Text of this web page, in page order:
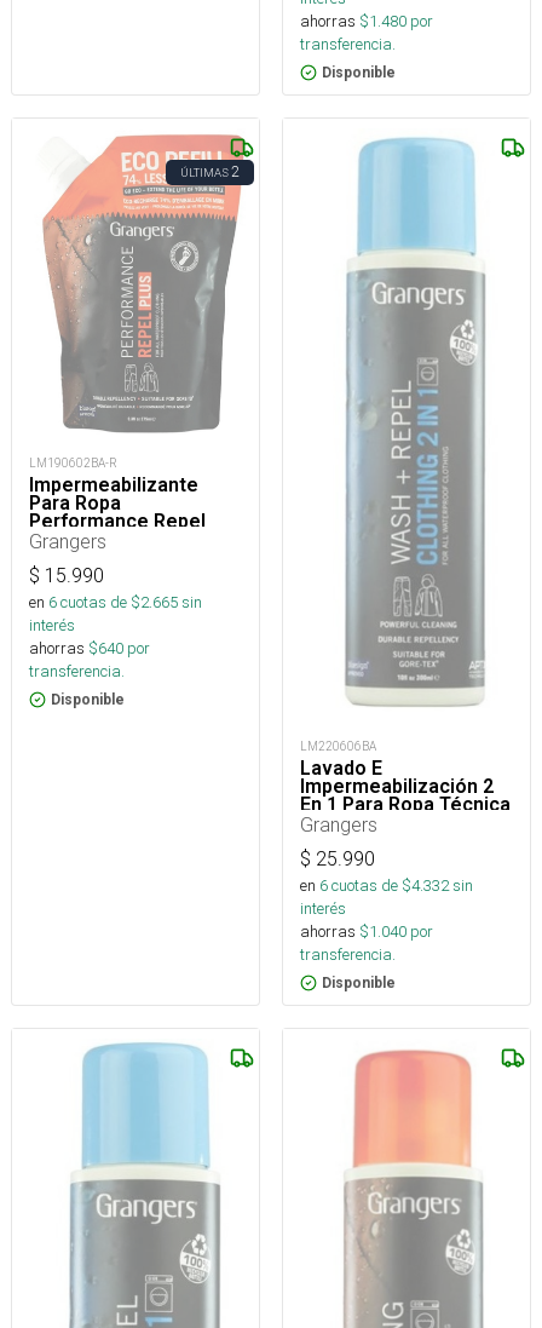
ahorras $1.480 por
transferencia.
Disponible
ÚLTIMAS2
LM190602BA-R
Impermeabilizante
Para Ropa
Performance Repel
Plus Eco Refill 275 Ml
Grangers
$ 15.990
en 6cuotas de $2.665sin
interés
ahorras $640 por
transferencia.
Disponible
LM220606BA
Lavado E
Impermeabilización 2
En 1 Para Ropa Técnica
Grangers
$ 25.990
en 6cuotas de $4.332sin
interés
ahorras $1.040 por
transferencia.
Disponible